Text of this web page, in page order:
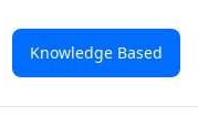
Knowledge Based